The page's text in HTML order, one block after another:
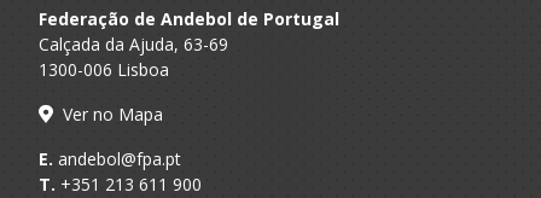
A.A. Porto
Clube Andebol
Povoa Varzim
Minis M / Infantis M
A.A. Porto
Povoa Varzim
Federação de Andebol de Portugal
Calçada da Ajuda, 63-69
1300-006 Lisboa
Ver no Mapa
E. andebol@fpa.pt
T. +351 213 611 900